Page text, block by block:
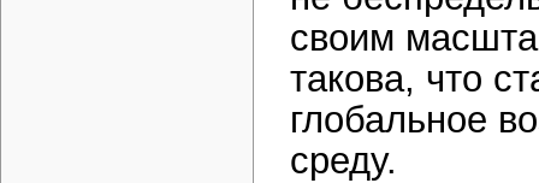
своим
такова, что
глобальное
среду.